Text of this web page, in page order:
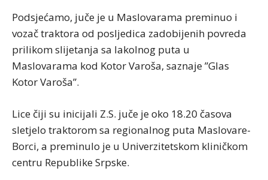
Podsjećamo, juče je u Maslovarama preminuo i
vozač traktora od posljedica zadobijenih povreda
prilikom slijetanja sa lakolnog puta u
Maslovarama kod Kotor Varoša, saznaje ”Glas
Kotor Varoša”.
Lice čiji su inicijali Z.S. juče je oko 18.20 časova
sletjelo traktorom sa regionalnog puta Maslovare-
Borci, a preminulo je u Univerzitetskom kliničkom
centru Republike Srpske.